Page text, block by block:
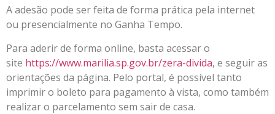
A adesão pode ser feita de forma prática pela internet
ou presencialmente no Ganha Tempo.
Para aderir de forma online, basta acessar o
site https://www.marilia.sp.gov.br/zera-divida, e seguir as
orientações da página. Pelo portal, é possível tanto
imprimir o boleto para pagamento à vista, como também
realizar o parcelamento sem sair de casa.